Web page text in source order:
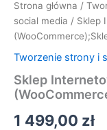
Strona główna /
social media / Sklep
Tworzenie strony i
Sklep
1 499,00 zł